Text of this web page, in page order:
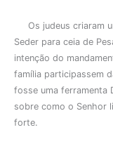
Os judeus criaram
Seder para ceia de
intenção do
família participassem
fosse uma ferramenta
sobre como o Senhor
forte.